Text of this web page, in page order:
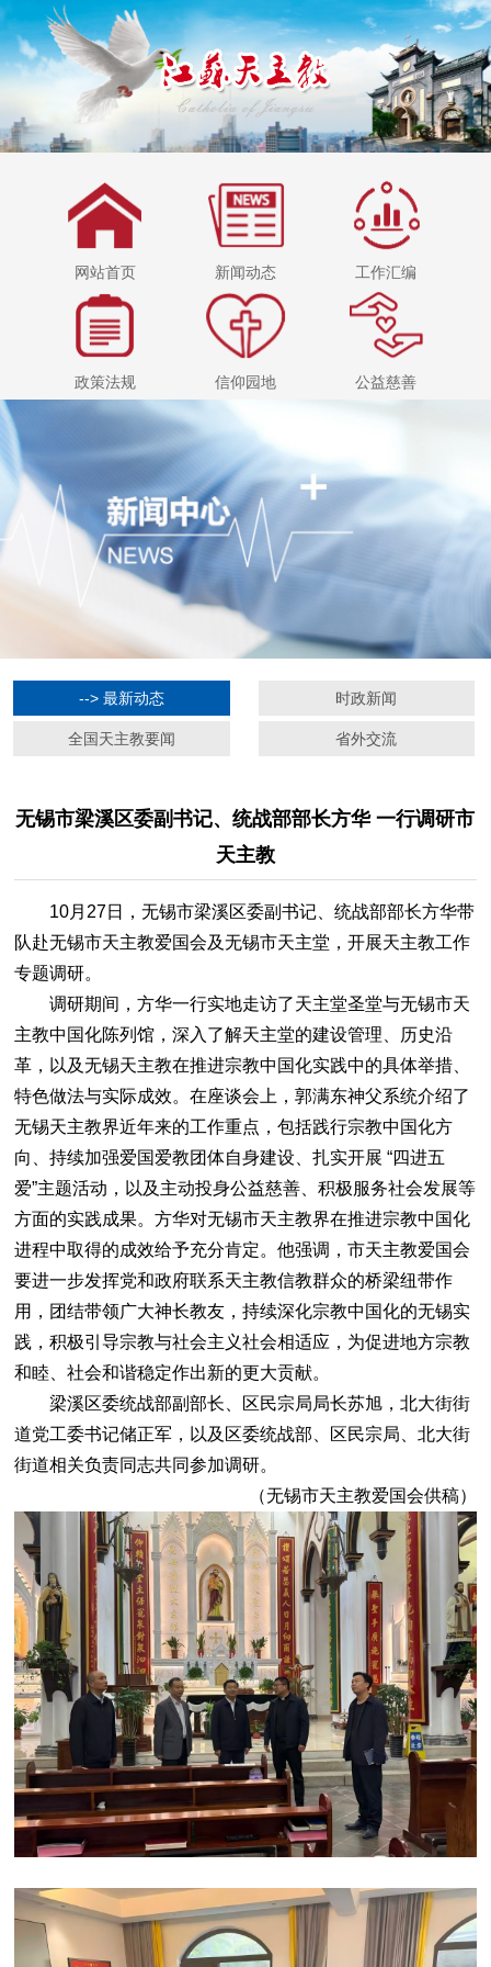
网站首页 新闻动态 工作汇编
政策法规 信仰园地 公益慈善
--> 最新动态 时政新闻
全国天主教要闻 省外交流
无锡市梁溪区委副书记、统战部部长方华 一行调研市
天主教
10月27日，无锡市梁溪区委副书记、统战部部长方华带
队赴无锡市天主教爱国会及无锡市天主堂，开展天主教工作
专题调研。
调研期间，方华一行实地走访了天主堂圣堂与无锡市天
主教中国化陈列馆，深入了解天主堂的建设管理、历史沿
革，以及无锡天主教在推进宗教中国化实践中的具体举措、
特色做法与实际成效。在座谈会上，郭满东神父系统介绍了
无锡天主教界近年来的工作重点，包括践行宗教中国化方
向、持续加强爱国爱教团体自身建设、扎实开展 “四进五
爱”主题活动，以及主动投身公益慈善、积极服务社会发展等
方面的实践成果。方华对无锡市天主教界在推进宗教中国化
进程中取得的成效给予充分肯定。他强调，市天主教爱国会
要进一步发挥党和政府联系天主教信教群众的桥梁纽带作
用，团结带领广大神长教友，持续深化宗教中国化的无锡实
践，积极引导宗教与社会主义社会相适应，为促进地方宗教
和睦、社会和谐稳定作出新的更大贡献。
梁溪区委统战部副部长、区民宗局局长苏旭，北大街街
道党工委书记储正军，以及区委统战部、区民宗局、北大街
街道相关负责同志共同参加调研。
（无锡市天主教爱国会供稿）